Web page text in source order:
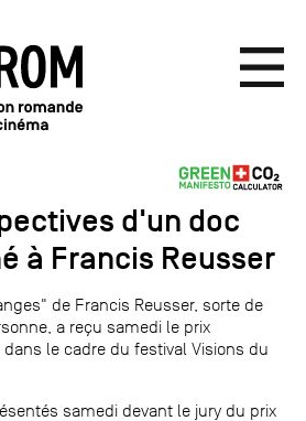
d'un doc
à Francis Reusser
de Francis Reusser, sorte de
a reçu samedi le prix
le cadre du festival Visions du
samedi devant le jury du prix